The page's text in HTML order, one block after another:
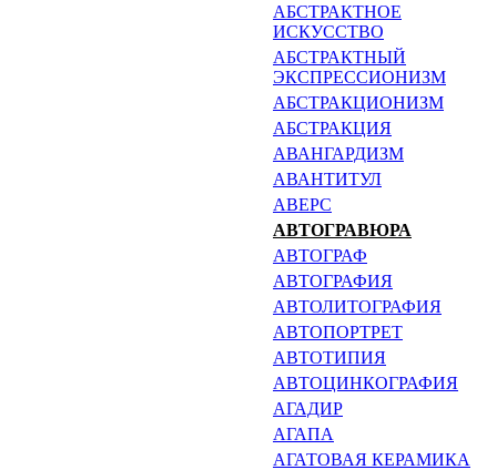
АБСТРАКТНОЕ
ИСКУССТВО
АБСТРАКТНЫЙ
ЭКСПРЕССИО­НИЗМ
АБСТРАКЦИОНИЗМ
АБСТРАКЦИЯ
АВАНГАРДИЗМ
АВАНТИТУЛ
АВЕРС
АВТОГРАВЮРА
АВТОГРАФ
АВТОГРАФИЯ
АВТОЛИТОГРАФИЯ
АВТОПОРТРЕТ
АВТОТИПИЯ
АВТОЦИНКОГРАФИЯ
АГАДИР
АГАПА
АГАТОВАЯ КЕРАМИКА